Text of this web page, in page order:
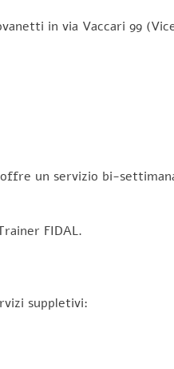
in via Vaccari 99
un servizio bi-
FIDAL.
suppletivi: